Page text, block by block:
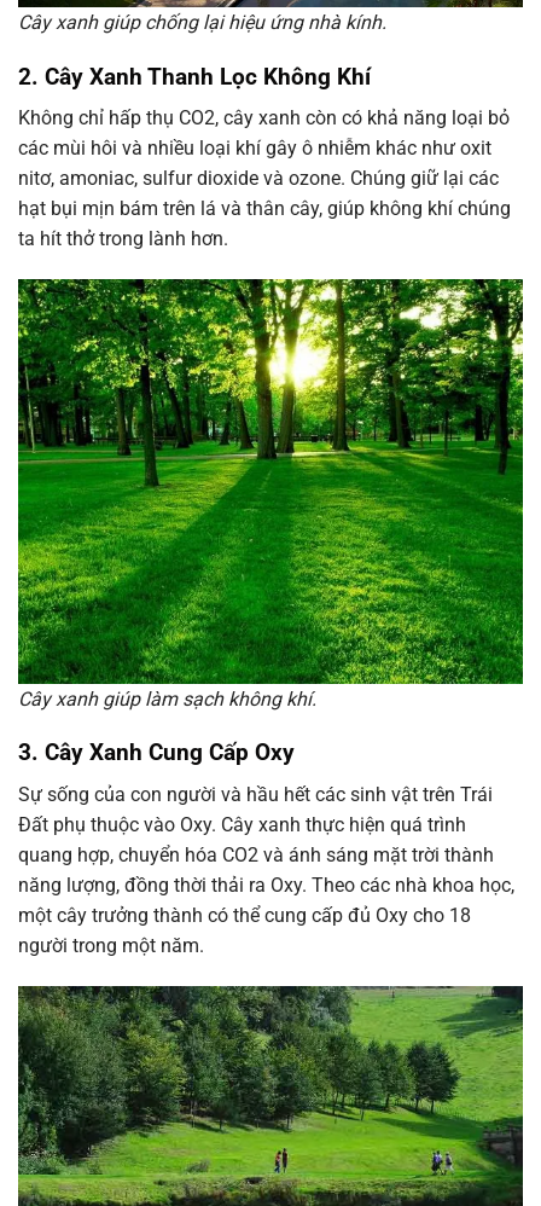
Cây xanh giúp chống lại hiệu ứng nhà kính.
2. Cây Xanh Thanh Lọc Không Khí
Không chỉ hấp thụ CO2, cây xanh còn có khả năng loại bỏ
các mùi hôi và nhiều loại khí gây ô nhiễm khác như oxit
nitơ, amoniac, sulfur dioxide và ozone. Chúng giữ lại các
hạt bụi mịn bám trên lá và thân cây, giúp không khí chúng
ta hít thở trong lành hơn.
Cây xanh giúp làm sạch không khí.
3. Cây Xanh Cung Cấp Oxy
Sự sống của con người và hầu hết các sinh vật trên Trái
Đất phụ thuộc vào Oxy. Cây xanh thực hiện quá trình
quang hợp, chuyển hóa CO2 và ánh sáng mặt trời thành
năng lượng, đồng thời thải ra Oxy. Theo các nhà khoa học,
một cây trưởng thành có thể cung cấp đủ Oxy cho 18
người trong một năm.